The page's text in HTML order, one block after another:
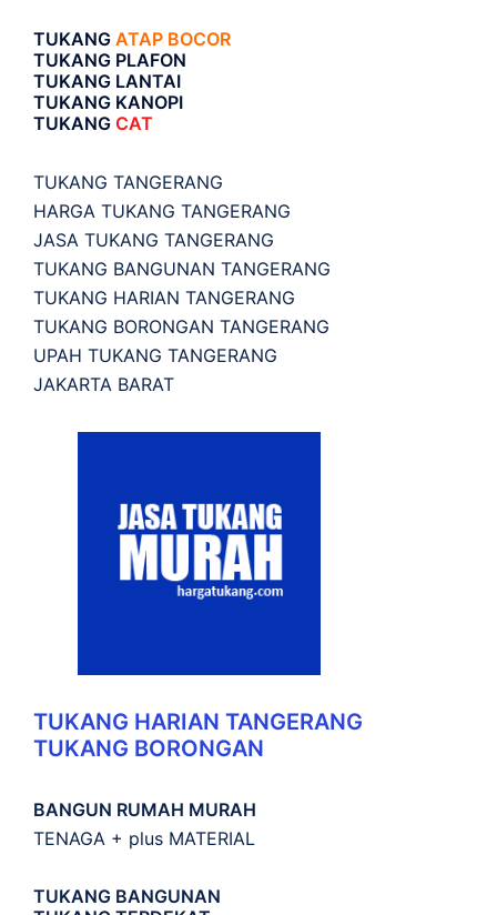
TUKANG ATAP BOCOR
TUKANG PLAFON
TUKANG LANTAI
TUKANG KANOPI
TUKANG CAT
TUKANG TANGERANG
HARGA TUKANG TANGERANG
JASA TUKANG TANGERANG
TUKANG BANGUNAN TANGERANG
TUKANG HARIAN TANGERANG
TUKANG BORONGAN TANGERANG
UPAH TUKANG TANGERANG
JAKARTA BARAT
TUKANG HARIAN TANGERANG
TUKANG BORONGAN
BANGUN RUMAH MURAH
TENAGA + plus MATERIAL
TUKANG BANGUNAN